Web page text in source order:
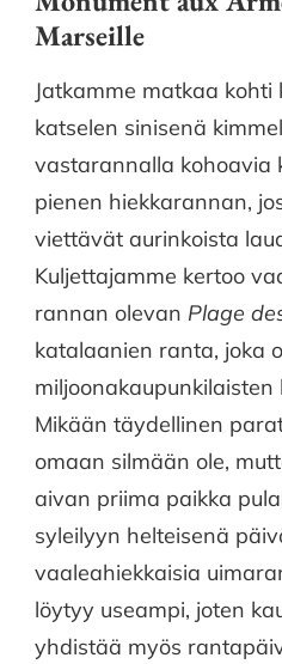
Marseille
Jatkamme matkaa kohti
katselen sinisenä
vastarannalla kohoavia
pienen hiekkarannan,
viettävät aurinkoista
Kuljettajamme kertoo
rannan olevan Plage
katalaanien ranta, joka
Mikään täydellinen
omaan silmään ole,
aivan priima paikka
syleilyyn helteisenä
vaaleahiekkaisia
löytyy useampi, joten
yhdistää myös